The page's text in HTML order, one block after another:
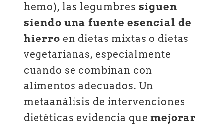
hemo), las legumbressiguen
siendo una fuente esencial de
hierro en dietas mixtas o dietas
vegetarianas, especialmente
cuando se combinan con
alimentos adecuados. Un
metaanálisis de intervenciones
dietéticas evidencia quemejorar